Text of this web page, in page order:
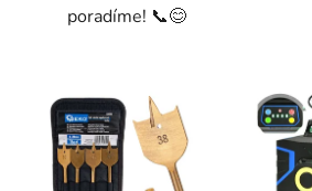
poradíme! 📞😊